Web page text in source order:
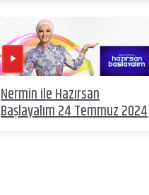
Nermin ile Hazırsan
Başlayalım 24 Temmuz 2024